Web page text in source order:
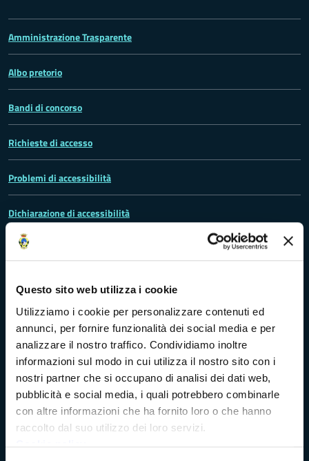
Questo sito web utilizza i cookie
Utilizziamo i cookie per personalizzare contenuti ed
annunci, per fornire funzionalità dei social media e per
analizzare il nostro traffico. Condividiamo inoltre
informazioni sul modo in cui utilizza il nostro sito con i
nostri partner che si occupano di analisi dei dati web,
pubblicità e social media, i quali potrebbero combinarle
con altre informazioni che ha fornito loro o che hanno
raccolto dal suo utilizzo dei loro servizi.
Amministrazione Trasparente
Albo pretorio
Bandi di concorso
Richieste di accesso
Problemi di accessibilità
Dichiarazione di accessibilità
Vivere Massa-Carrara
Rete dei Musei, Terre dei Malaspina e delle Statue Stele
Archivio della Provincia di Massa-Carrara
Rete Provinciale delle Biblioteche
Istituto Valorizzazione Castelli